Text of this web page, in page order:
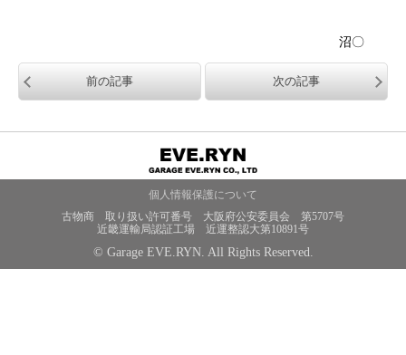
沼〇
前の記事 次の記事
個人情報保護について
古物商 取り扱い許可番号 大阪府公安委員会 第5707号
近畿運輸局認証工場 近運整認大第10891号
© Garage EVE.RYN. All Rights Reserved.